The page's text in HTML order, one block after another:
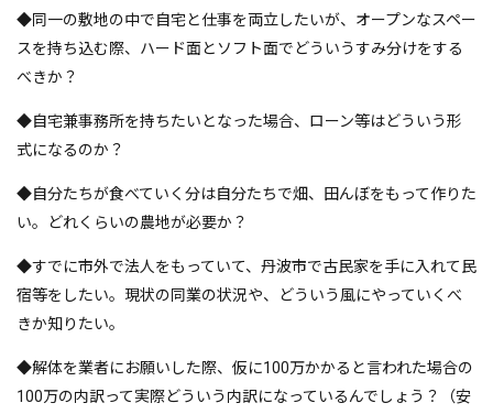
◆同一の敷地の中で自宅と仕事を両立したいが、オープンなスペー
スを持ち込む際、ハード面とソフト面でどういうすみ分けをする
べきか？
◆自宅兼事務所を持ちたいとなった場合、ローン等はどういう形
式になるのか？
◆自分たちが食べていく分は自分たちで畑、田んぼをもって作りた
い。どれくらいの農地が必要か？
◆すでに市外で法人をもっていて、丹波市で古民家を手に入れて民
宿等をしたい。現状の同業の状況や、どういう風にやっていくべ
きか知りたい。
◆解体を業者にお願いした際、仮に100万かかると言われた場合の
100万の内訳って実際どういう内訳になっているんでしょう？（安